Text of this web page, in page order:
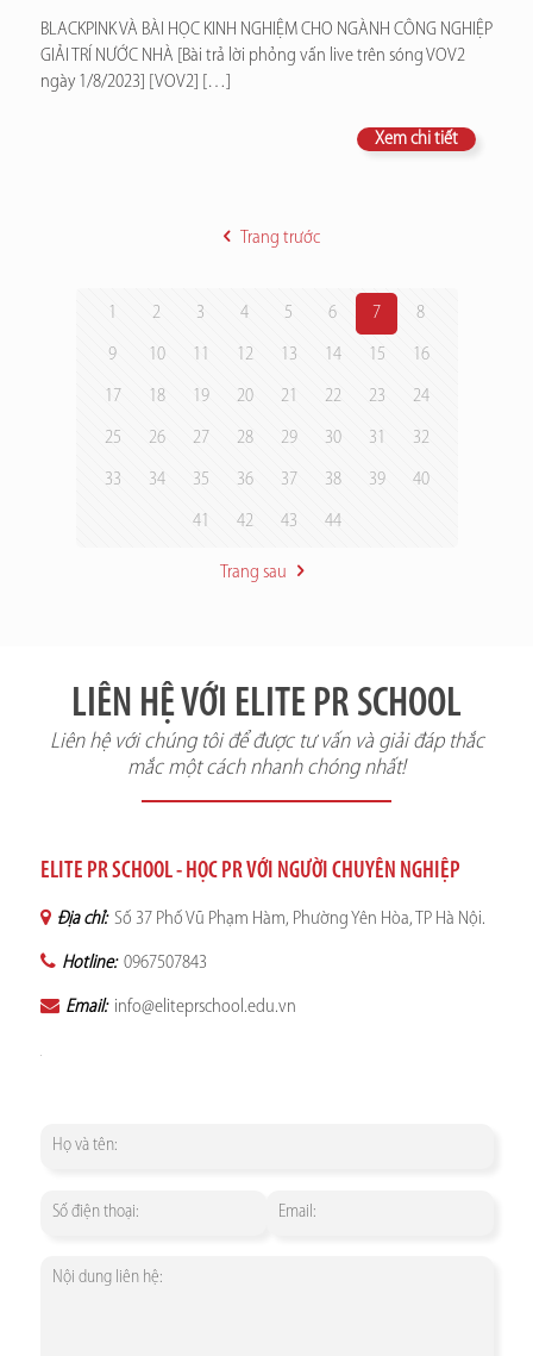
BLACKPINK VÀ BÀI HỌC KINH NGHIỆM CHO NGÀNH CÔNG NGHIỆP
GIẢI TRÍ NƯỚC NHÀ [Bài trả lời phỏng vấn live trên sóng VOV2
ngày 1/8/2023] [VOV2]
[…]
Xem chi tiết
Trang trước
1 2 3 4 5 6 7 8
9 10 11 12 13 14 15 16
17 18 19 20 21 22 23 24
25 26 27 28 29 30 31 32
33 34 35 36 37 38 39 40
41 42 43 44
Trang sau
LIÊN HỆ VỚI ELITE PR SCHOOL
Liên hệ với chúng tôi để được tư vấn và giải đáp thắc
mắc một cách nhanh chóng nhất!
ELITE PR SCHOOL - HỌC PR VỚI NGƯỜI CHUYÊN NGHIỆP
Địa chỉ: Số 37 Phố Vũ Phạm Hàm, Phường Yên Hòa, TP Hà Nội.
Hotline: 0967507843
Email: info@eliteprschool.edu.vn